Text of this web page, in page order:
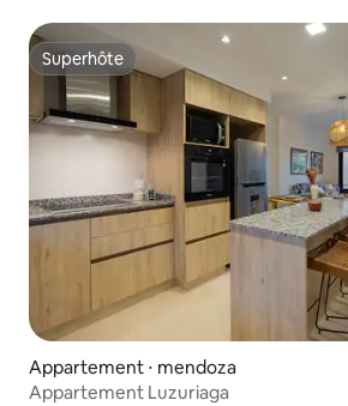
Superhôte
Superhôte
Appartement ⋅ mendoza
Appartement Luzuriaga